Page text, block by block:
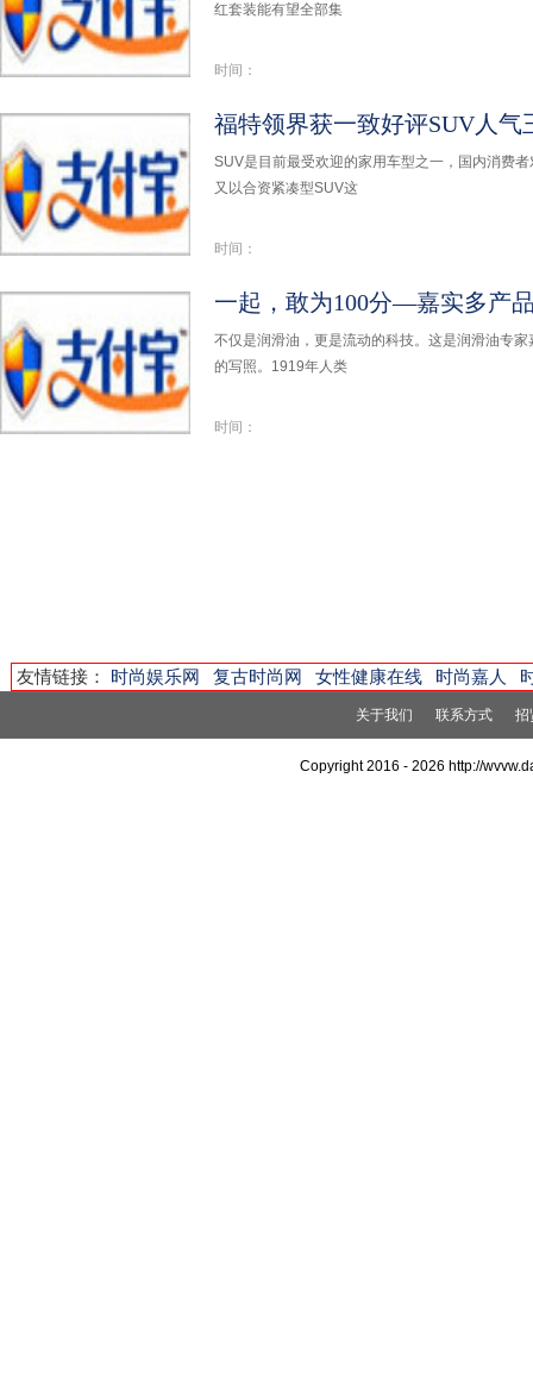
红套装能有望全部集
时间：
福特领界获一致好评SUV人气
SUV是目前最受欢迎的家用车型之一，国内消费
又以合资紧凑型SUV这
时间：
不仅是润滑油，更是流动的科技。这是润滑油专
的写照。1919年人类
时间：
友情链接： 时尚娱乐网 复古时尚网 女性健康在线 时尚嘉人
关于我们 联系方式 招
Copyright 2016 -2026 http://